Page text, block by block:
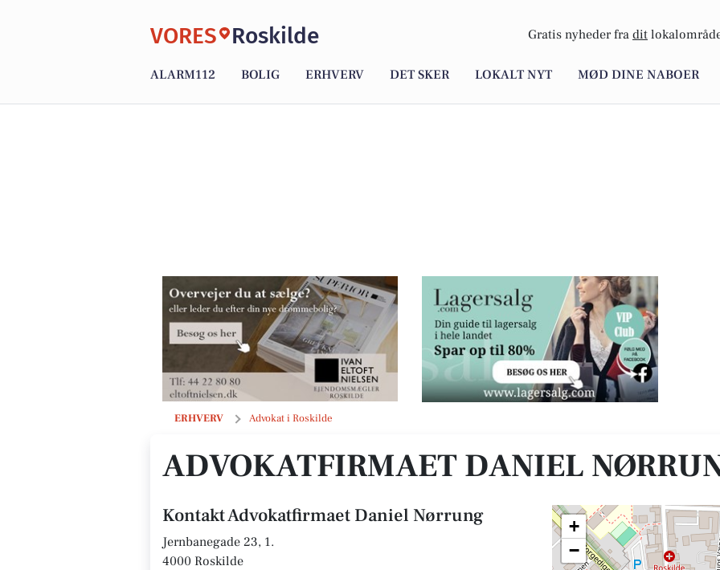
VORES Roskilde Gratis nyheder fra dit
ALARM112 BOLIG ERHVERV DET SKER LOKALT NYT MØD DINE NABOER
ERHVERV Advokat i Roskilde
Advokatfirmaet Daniel Nørrung
ADVOKATFIRMAET DANIEL
Kontakt Advokatfirmaet Daniel Nørrung
Jernbanegade 23, 1.
4000 Roskilde
+
−